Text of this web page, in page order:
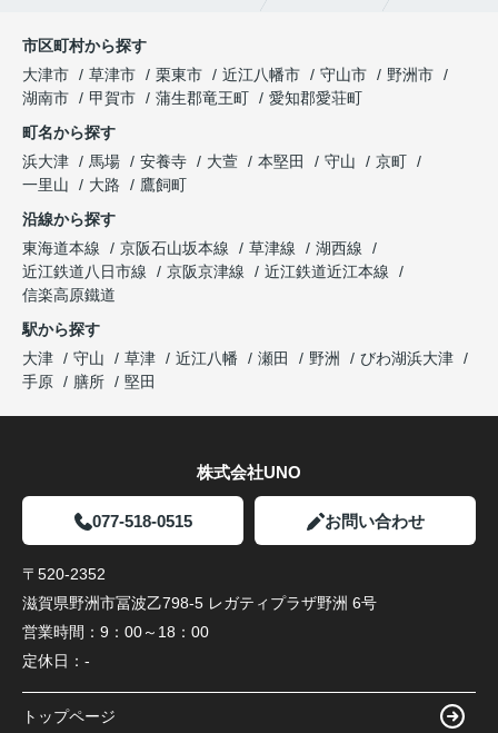
市区町村から探す
大津市
草津市 栗東市 近江八幡市 守山市
野洲市
湖南市
甲賀市 蒲生郡竜王町
愛知郡愛荘町
町名から探す
浜大津
馬場 安養寺 大萱 本堅田 守山
京町
一里山
大路
鷹飼町
沿線から探す
東海道本線
京阪石山坂本線 草津線
湖西線
近江鉄道八日市線
京阪京津線
近江鉄道近江本線
信楽高原鐵道
駅から探す
大津
守山 草津 近江八幡 瀬田 野洲
びわ湖浜大津
手原
膳所 堅田
株式会社UNO
077-518-0515 お問い合わせ
〒520-2352
滋賀県野洲市冨波乙798-5 レガティプラザ野洲 6号
営業時間： 9：00～18：00
定休日： -
トップページ